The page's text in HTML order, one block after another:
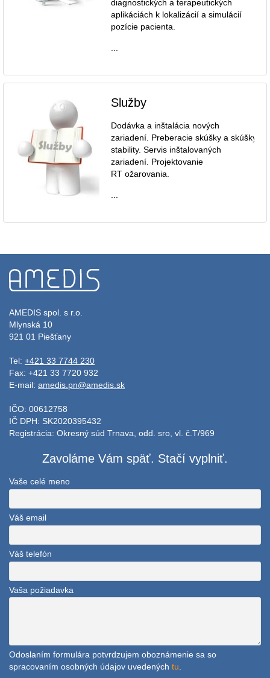
diagnostických a terapeutických
aplikáciách k lokalizácií a simulácií
pozície pacienta.
Služby
Dodávka a inštalácia nových
zariadení. Preberacie skúšky a skúšky
stability. Servis inštalovaných
zariadení. Projektovanie
RT ožarovania.
AMEDIS spol. s r.o.
Mlynská 10
921 01 Piešťany
Tel: +421 33 7744 230
Fax: +421 33 7720 932
E-mail: amedis.pn@amedis.sk
IČO: 00612758
IČ DPH: SK2020395432
Registrácia: Okresný súd Trnava, odd. sro, vl. č.T/969
Zavoláme Vám späť. Stačí vyplniť.
Vaše celé meno
Váš email
Váš telefón
Vaša požiadavka
Odoslaním formulára potvrdzujem oboznámenie sa so
spracovaním osobných údajov uvedených tu